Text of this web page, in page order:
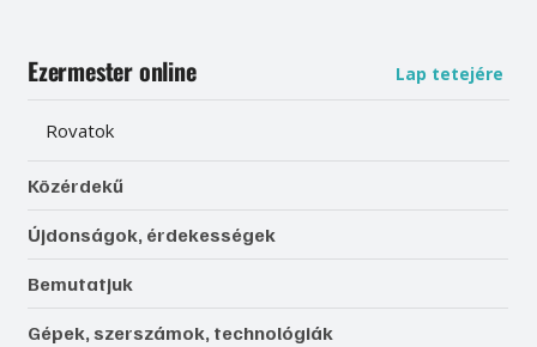
Ezermester online Lap tetejére
Rovatok
Közérdekű
Újdonságok, érdekességek
Bemutatjuk
Gépek, szerszámok, technológiák